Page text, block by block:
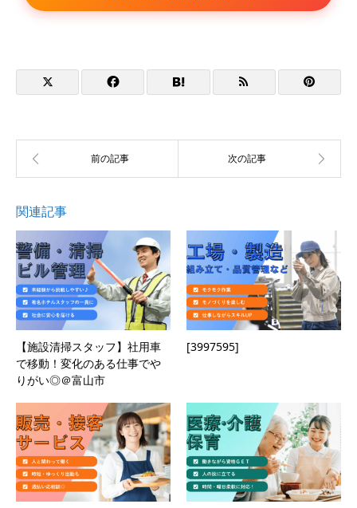
関連記事
【施設清掃スタッフ】社用車
で移動！変化のある仕事でや
りがい◎＠富山市
[3997595]